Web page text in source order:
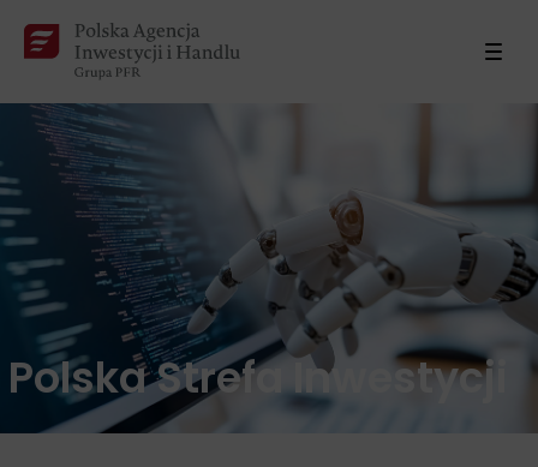
Polska Strefa Inwestycji